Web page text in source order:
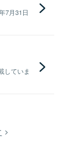
7月31日
していま